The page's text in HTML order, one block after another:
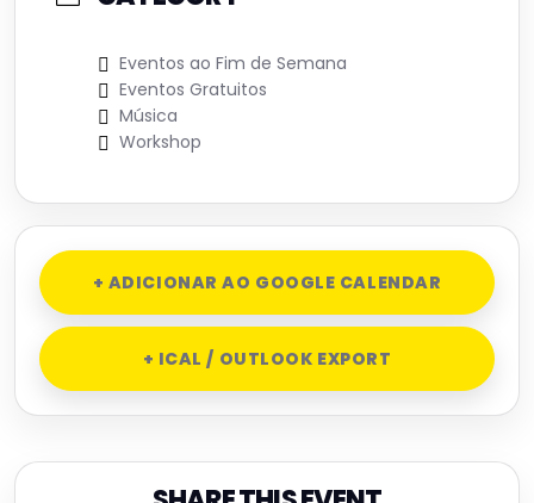
Eventos ao Fim de Semana
Eventos Gratuitos
Música
Workshop
+ ADICIONAR AO GOOGLE CALENDAR
+ ICAL / OUTLOOK EXPORT